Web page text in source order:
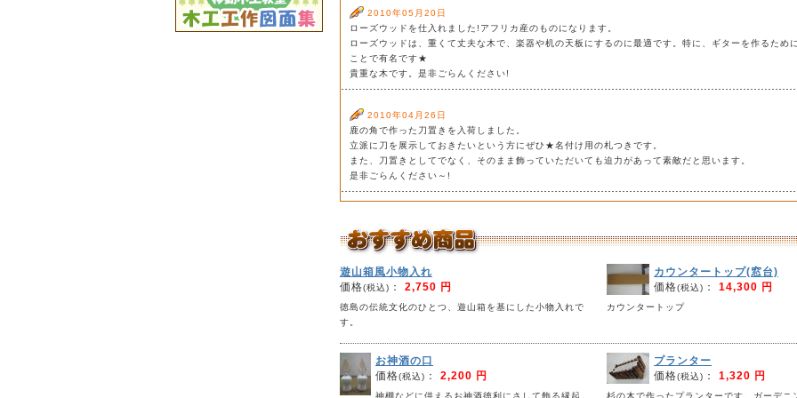
2010年05月20日
ローズウッドを仕入れました!アフリカ産のものになります。
ローズウッドは、重くて丈夫な木で、楽器や机の天板にするのに最適です。特に、ギターを作るため
ことで有名です★
貴重な木です。是非ごらんください!
2010年04月26日
鹿の角で作った刀置きを入荷しました。
立派に刀を展示しておきたいという方にぜひ★名付け用の札つきです。
また、刀置きとしてでなく、そのまま飾っていただいても迫力があって素敵だと思います。
是非ごらんください～!
遊山箱風小物入れ
価格(税込) ： 2,750 円
徳島の伝統文化のひとつ、遊山箱を基にした小物入れで
す。
カウンタートップ(窓台)
価格(税込) ： 14,300 円
カウンタートップ
お神酒の口
価格(税込) ： 2,200 円
神棚などに供えるお神酒徳利にさして飾る縁起
プランター
価格(税込) ： 1,320 円
杉の木で作ったプランターです。ガーデニ